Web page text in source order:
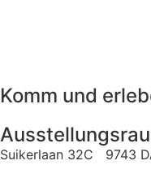
Komm und
Suikerlaan 32C 9743